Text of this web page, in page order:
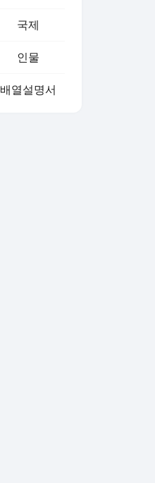
국제
인물
배열설명서